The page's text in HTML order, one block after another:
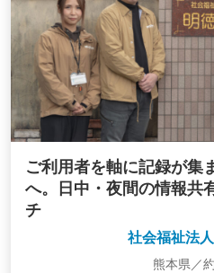
ご利用者を軸に記録が集
へ。日中・夜間の情報共
チ
社会福祉法
熊本県／